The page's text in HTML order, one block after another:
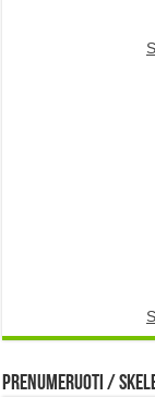
Prenumeruoti /